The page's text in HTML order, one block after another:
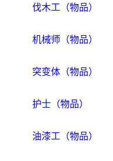
伐木工（物品）
机械师（物品）
突变体（物品）
护士（物品）
油漆工（物品）